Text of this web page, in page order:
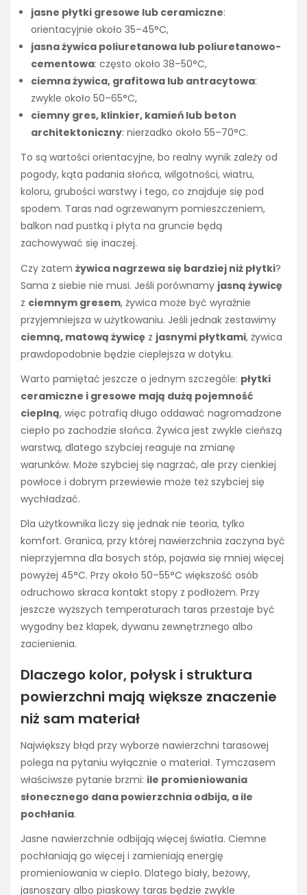
jasne płytki gresowe lub ceramiczne:
orientacyjnie około 35–45°C,
jasna żywica poliuretanowa lub poliuretanowo-
cementowa: często około 38–50°C,
ciemna żywica, grafitowa lub antracytowa:
zwykle około 50–65°C,
ciemny gres, klinkier, kamień lub beton
architektoniczny: nierzadko około 55–70°C.
To są wartości orientacyjne, bo realny wynik zależy od
pogody, kąta padania słońca, wilgotności, wiatru,
koloru, grubości warstwy i tego, co znajduje się pod
spodem. Taras nad ogrzewanym pomieszczeniem,
balkon nad pustką i płyta na gruncie będą
zachowywać się inaczej.
Czy zatem żywica nagrzewa się bardziej niż płytki?
Sama z siebie nie musi. Jeśli porównamy jasną żywicę
z ciemnym gresem, żywica może być wyraźnie
przyjemniejsza w użytkowaniu. Jeśli jednak zestawimy
ciemną, matową żywicę z jasnymi płytkami, żywica
prawdopodobnie będzie cieplejsza w dotyku.
Warto pamiętać jeszcze o jednym szczególe: płytki
ceramiczne i gresowe mają dużą pojemność
cieplną, więc potrafią długo oddawać nagromadzone
ciepło po zachodzie słońca. Żywica jest zwykle cieńszą
warstwą, dlatego szybciej reaguje na zmianę
warunków. Może szybciej się nagrzać, ale przy cienkiej
powłoce i dobrym przewiewie może też szybciej się
wychładzać.
Dla użytkownika liczy się jednak nie teoria, tylko
komfort. Granica, przy której nawierzchnia zaczyna być
nieprzyjemna dla bosych stóp, pojawia się mniej więcej
powyżej 45°C. Przy około 50–55°C większość osób
odruchowo skraca kontakt stopy z podłożem. Przy
jeszcze wyższych temperaturach taras przestaje być
wygodny bez klapek, dywanu zewnętrznego albo
zacienienia.
Dlaczego kolor, połysk i struktura
powierzchni mają większe znaczenie
niż sam materiał
Największy błąd przy wyborze nawierzchni tarasowej
polega na pytaniu wyłącznie o materiał. Tymczasem
właściwsze pytanie brzmi: ile promieniowania
słonecznego dana powierzchnia odbija, a ile
pochłania.
Jasne nawierzchnie odbijają więcej światła. Ciemne
pochłaniają go więcej i zamieniają energię
promieniowania w ciepło. Dlatego biały, beżowy,
jasnoszary albo piaskowy taras będzie zwykle